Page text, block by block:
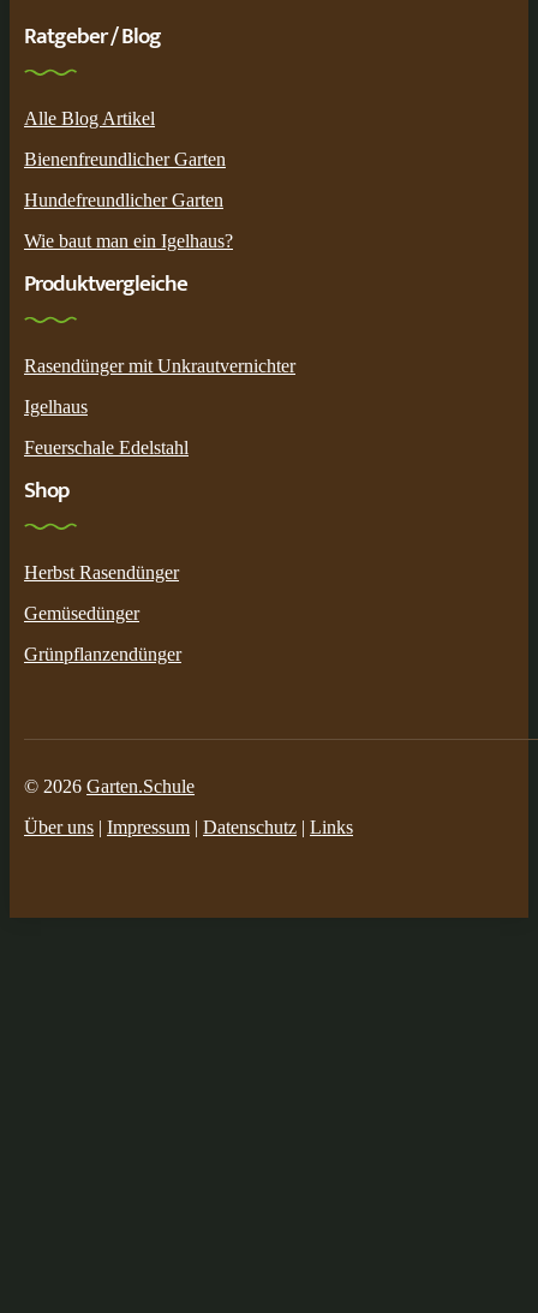
Ratgeber / Blog
Alle Blog Artikel
Bienenfreundlicher Garten
Hundefreundlicher Garten
Wie baut man ein Igelhaus?
Produktvergleiche
Rasendünger mit Unkrautvernichter
Igelhaus
Feuerschale Edelstahl
Shop
Herbst Rasendünger
Gemüsedünger
Grünpflanzendünger
© 2026 Garten.Schule
Über uns | Impressum | Datenschutz | Links